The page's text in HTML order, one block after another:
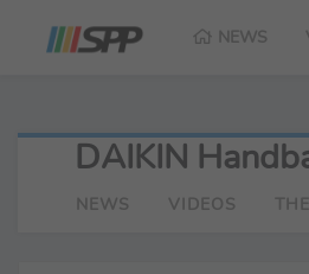
NEWS
DAIKIN
NEWS VIDEOS